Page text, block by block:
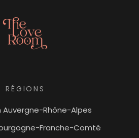
RÉGIONS
Auvergne-Rhône-Alpes
Franche-Comté